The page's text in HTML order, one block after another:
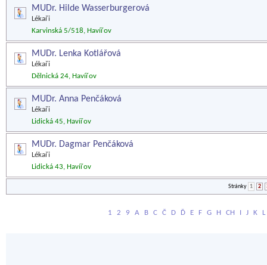
MUDr. Hilde Wasserburgerová
Lékaři
Karvinská 5/518, Havířov
MUDr. Lenka Kotlářová
Lékaři
Dělnická 24, Havířov
MUDr. Anna Penčáková
Lékaři
Lidická 45, Havířov
MUDr. Dagmar Penčáková
Lékaři
Lidická 43, Havířov
Stránky 1 2
1 2 9 A B C Č D Ď E F G H CH I J K L